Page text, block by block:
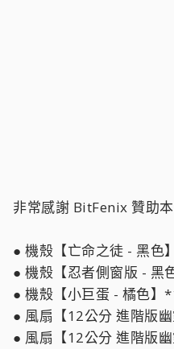
非常感謝 BitFenix 贊助
● 機殼【亡命之徒 - 黑色
● 機殼【忍者側窗版 - 黑
● 機殼【小巨蛋 - 橘色】
● 風扇【12公分 進階版
● 風扇【12公分 進階版